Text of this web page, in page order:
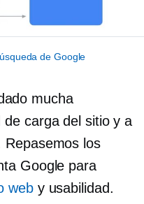
de Google
mucha
de carga del sitio y a
Repasemos los
Google para
weby usabilidad.